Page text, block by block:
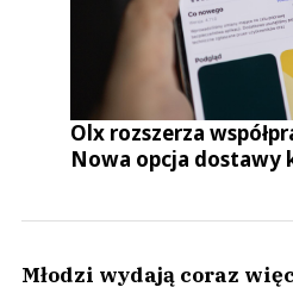
Olx rozszerza
Nowa opcja dostawy
Młodzi wydają coraz